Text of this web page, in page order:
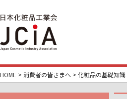
HOME > 消費者の皆さまへ > 化粧品の基礎知識